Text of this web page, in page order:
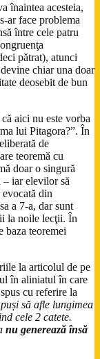
înaintea acesteia,
ar face problema
între cele patru
pătrat), atunci
chiar una doar
deosebit de bun
aici nu este vorba
lui Pitagora?”. În
de
teoremă cu
doar o singură
– iar elevilor să
din
a 7-a, dar sunt
la noile lecţii. În
baza teoremei
la articolul de pe
în aliniatul în care
cu referire la
să afle lungimea
cele 2 catete.
nu generează însă